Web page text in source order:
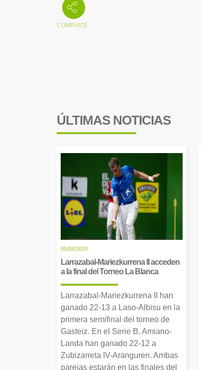
ÚLTIMAS NOTICIAS
05/08/2026
Larrazabal-Mariezkurrena II acceden
a la final del Torneo La Blanca
Larrazabal-Mariezkurrena II han
ganado 22-13 a Laso-Albisu en la
primera semifinal del torneo de
Gasteiz. En el Serie B, Amiano-
Landa han ganado 22-12 a
Zubizarreta IV-Aranguren. Ambas
parejas estarán en las finales del